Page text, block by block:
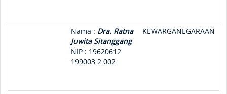
Nama : Dra. Ratna
Juwita Sitanggang
NIP : 19620612
199003 2 002
KEWARGANEGARAAN